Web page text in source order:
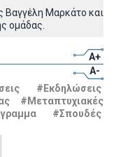
Βαγγέλη Μαρκάτο και
ομάδας.
A+
A-
#Εκδηλώσεις
#Μεταπτυχιακές
#Σπουδές